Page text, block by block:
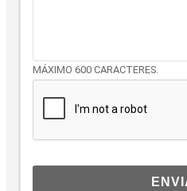
MÁXIMO 600 CARACTERES.